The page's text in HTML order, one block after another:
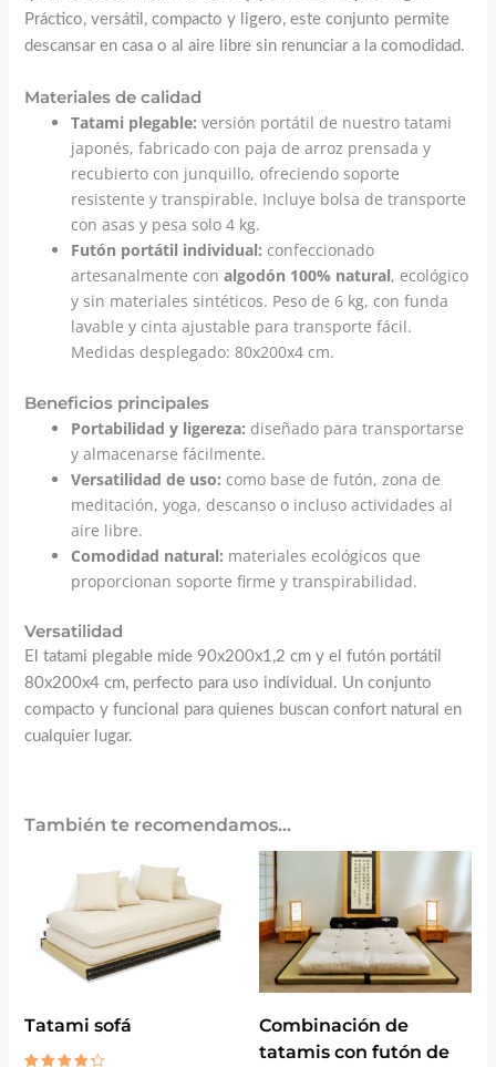
Práctico, versátil, compacto y ligero, este conjunto permite
descansar en casa o al aire libre sin renunciar a la comodidad.
Materiales de calidad
Tatami plegable: versión portátil de nuestro tatami
japonés, fabricado con paja de arroz prensada y
recubierto con junquillo, ofreciendo soporte
resistente y transpirable. Incluye bolsa de transporte
con asas y pesa solo 4 kg.
Futón portátil individual: confeccionado
artesanalmente con algodón 100% natural, ecológico
y sin materiales sintéticos. Peso de 6 kg, con funda
lavable y cinta ajustable para transporte fácil.
Medidas desplegado: 80x200x4 cm.
Beneficios principales
Portabilidad y ligereza: diseñado para transportarse
y almacenarse fácilmente.
Versatilidad de uso: como base de futón, zona de
meditación, yoga, descanso o incluso actividades al
aire libre.
Comodidad natural: materiales ecológicos que
proporcionan soporte firme y transpirabilidad.
Versatilidad
El tatami plegable mide 90x200x1,2 cm y el futón portátil
80x200x4 cm, perfecto para uso individual. Un conjunto
compacto y funcional para quienes buscan confort natural en
cualquier lugar.
También te recomendamos…
Tatami sofá
Combinación de
tatamis con futón de